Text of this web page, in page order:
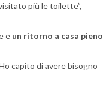
più le toilette”,
e un ritorno a casa pieno
capito di avere bisogno